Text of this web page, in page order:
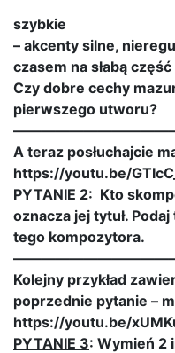
– akcenty silne,
czasem na słabą
Czy dobre cechy
pierwszego utworu?
A teraz posłuchajcie
https://youtu.be/
PYTANIE 2: Kto
oznacza jej tytuł.
tego kompozytora.
Kolejny przykład
poprzednie pytanie –
https://youtu.be/
PYTANIE 3: Wymień 2